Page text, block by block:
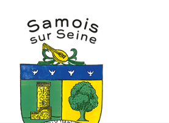
content